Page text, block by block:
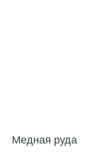
Медная руда